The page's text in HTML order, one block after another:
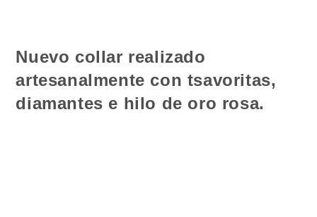
Nuevo collar realizado
artesanalmente con tsavoritas,
diamantes e hilo de oro rosa.